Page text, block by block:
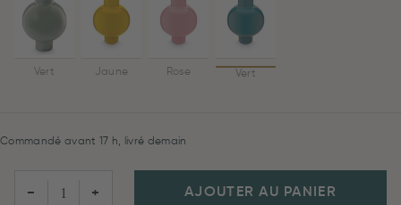
Vert Jaune Rose Vert
Commandé avant 17 h, livré demain
− + AJOUTER AU PANIER